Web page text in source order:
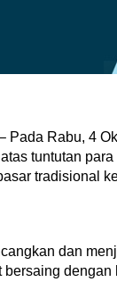
Pada Rabu, 4
tuntutan
tradisional
dan